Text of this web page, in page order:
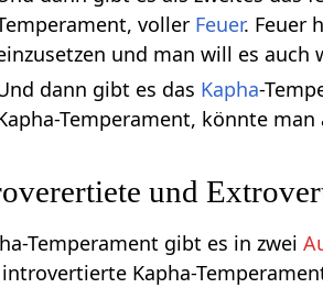
voller Feuer. Feuer
und man will es auch
dann gibt es das Kapha-
Temperament, könnte
und
Temperament gibt es in zwei
Kapha-